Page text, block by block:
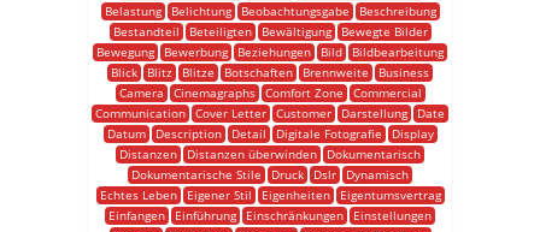
Belastung
Belichtung Beobachtungsgabe
Beschreibung
Bestandteil
Beteiligten Bewältigung
Bewegte Bilder
Bewegung
Bewerbung Beziehungen Bild
Bildbearbeitung
Blick
Blitz Blitze Botschaften Brennweite
Business
Camera
Cinemagraphs Comfort Zone
Commercial
Communication Cover Letter Customer Darstellung
Date
Datum
Description Detail Digitale Fotografie
Display
Distanzen
Distanzen überwinden
Dokumentarisch
Dokumentarische Stile
Druck Dslr
Dynamisch
Echtes Leben
Eigener Stil Eigenheiten
Eigentumsvertrag
Einfangen
Einführung Einschränkungen
Einstellungen